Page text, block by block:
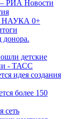
РИА Новости
НАУКА 0+
донора.
детские
- ТАСС
идея создания
более 150
сеть